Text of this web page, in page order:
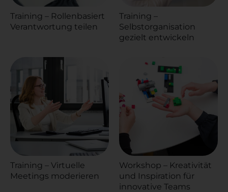
Training – Rollenbasiert
Verantwortung teilen
Training –
Selbstorganisation
gezielt entwickeln
Training – Virtuelle
Meetings moderieren
Workshop – Kreativität
und Inspiration für
innovative Teams